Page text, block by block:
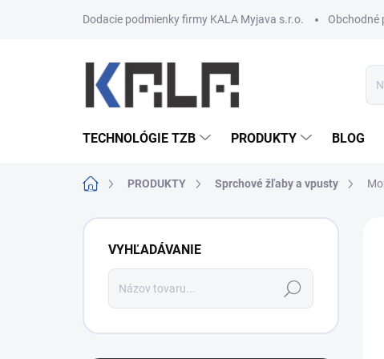
Dodacie podmienky firmy KALA Myjava s.r.o.
Obchodné
TECHNOLÓGIE TZB PRODUKTY BLOG
DomovPRODUKTY Sprchové žľaby a vpusty
Bočný panel
VYHĽADÁVANIE
Hľadať